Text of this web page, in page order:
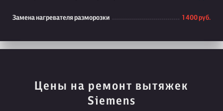
Замена нагревателя разморозки 1 400 руб.
Цены на ремонт вытяжек
Siemens